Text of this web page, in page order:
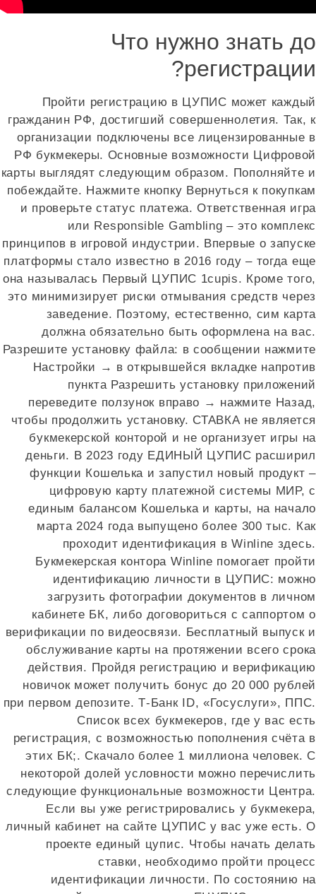
Что нужно знать до
регистрации?
Пройти регистрацию в ЦУПИС может каждый
гражданин РФ, достигший совершеннолетия. Так, к
организации подключены все лицензированные в
РФ букмекеры. Основные возможности Цифровой
карты выглядят следующим образом. Пополняйте и
побеждайте. Нажмите кнопку Вернуться к покупкам
и проверьте статус платежа. Ответственная игра
или Responsible Gambling – это комплекс
принципов в игровой индустрии. Впервые о запуске
платформы стало известно в 2016 году – тогда еще
она называлась Первый ЦУПИС 1cupis. Кроме того,
это минимизирует риски отмывания средств через
заведение. Поэтому, естественно, сим карта
должна обязательно быть оформлена на вас.
Разрешите установку файла: в сообщении нажмите
Настройки → в открывшейся вкладке напротив
пункта Разрешить установку приложений
переведите ползунок вправо → нажмите Назад,
чтобы продолжить установку. СТАВКА не является
букмекерской конторой и не организует игры на
деньги. В 2023 году ЕДИНЫЙ ЦУПИС расширил
функции Кошелька и запустил новый продукт –
цифровую карту платежной системы МИР, с
единым балансом Кошелька и карты, на начало
марта 2024 года выпущено более 300 тыс. Как
проходит идентификация в Winline здесь.
Букмекерская контора Winline помогает пройти
идентификацию личности в ЦУПИС: можно
загрузить фотографии документов в личном
кабинете БК, либо договориться с саппортом о
верификации по видеосвязи. Бесплатный выпуск и
обслуживание карты на протяжении всего срока
действия. Пройдя регистрацию и верификацию
новичок может получить бонус до 20 000 рублей
при первом депозите. Т‑Банк ID, «Госуслуги», ППС.
Список всех букмекеров, где у вас есть
регистрация, с возможностью пополнения счёта в
этих БК;. Скачало более 1 миллиона человек. С
некоторой долей условности можно перечислить
следующие функциональные возможности Центра.
Если вы уже регистрировались у букмекера,
личный кабинет на сайте ЦУПИС у вас уже есть. О
проекте единый цупис. Чтобы начать делать
ставки, необходимо пройти процесс
идентификации личности. По состоянию на